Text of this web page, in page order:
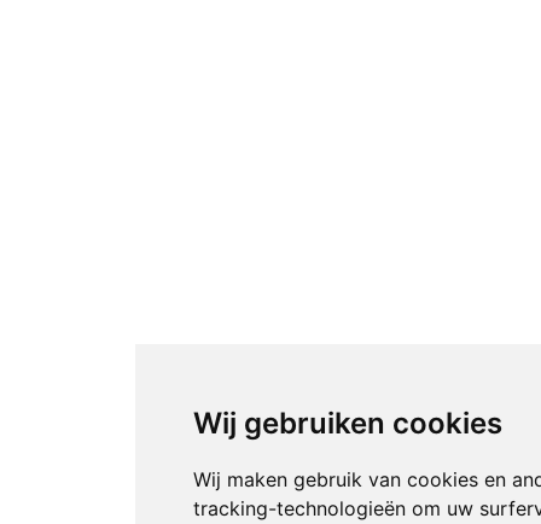
Wij gebruiken cookies
Wij maken gebruik van cookies en
tracking-technologieën om uw